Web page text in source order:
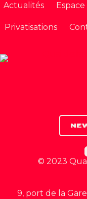
Actualités
Privatisations
© 2023
9, port de la